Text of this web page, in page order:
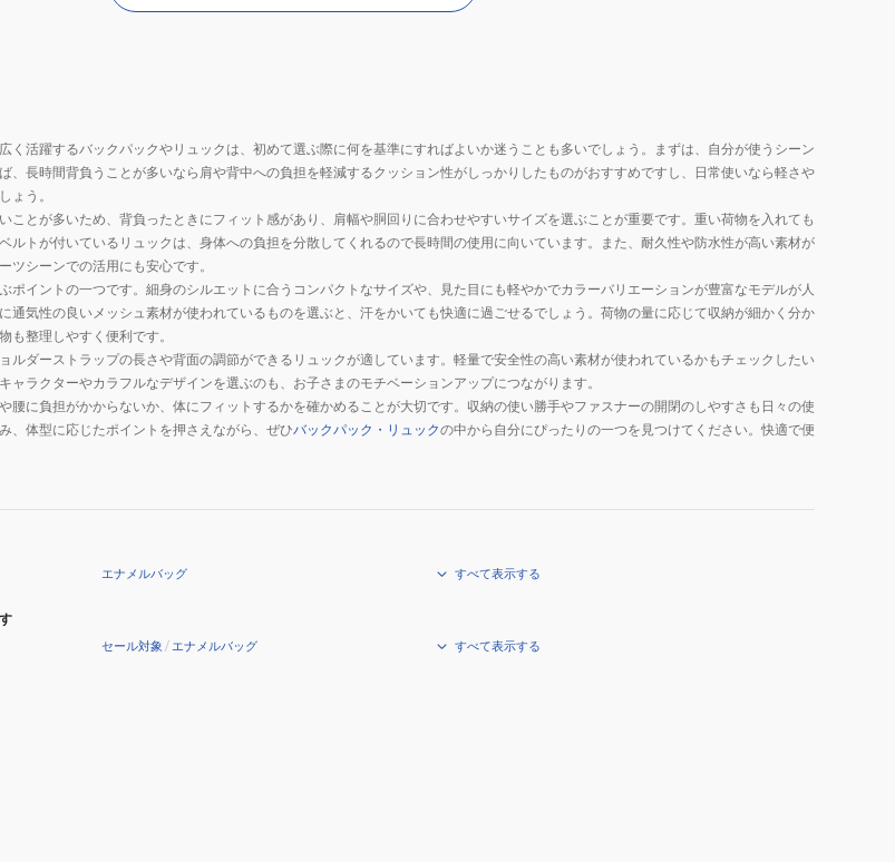
く活躍するバックパックやリュックは、初めて選ぶ際に何を基準にすればよいか迷うことも多いでしょう。まずは、自分が使うシーン
、長時間背負うことが多いなら肩や背中への負担を軽減するクッション性がしっかりしたものがおすすめですし、日常使いなら軽さや
ょう。
ことが多いため、背負ったときにフィット感があり、肩幅や胴回りに合わせやすいサイズを選ぶことが重要です。重い荷物を入れても
ルトが付いているリュックは、身体への負担を分散してくれるので長時間の使用に向いています。また、耐久性や防水性が高い素材が
ツシーンでの活用にも安心です。
ポイントの一つです。細身のシルエットに合うコンパクトなサイズや、見た目にも軽やかでカラーバリエーションが豊富なモデルが人
通気性の良いメッシュ素材が使われているものを選ぶと、汗をかいても快適に過ごせるでしょう。荷物の量に応じて収納が細かく分か
も整理しやすく便利です。
ルダーストラップの長さや背面の調節ができるリュックが適しています。軽量で安全性の高い素材が使われているかもチェックしたい
ャラクターやカラフルなデザインを選ぶのも、お子さまのモチベーションアップにつながります。
腰に負担がかからないか、体にフィットするかを確かめることが大切です。収納の使い勝手やファスナーの開閉のしやすさも日々の使
、体型に応じたポイントを押さえながら、ぜひバックパック・リュックの中から自分にぴったりの一つを見つけてください。快適で便
エナメルバッグ すべて表示する
セール対象 /エナメルバッグ すべて表示する